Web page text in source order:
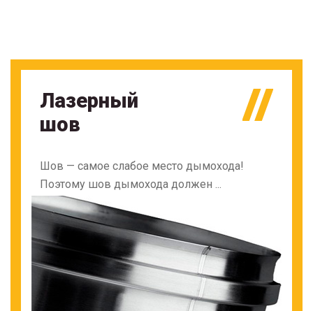
Лазерный
шов
Шов — самое слабое место дымохода!
Поэтому шов дымохода должен ...